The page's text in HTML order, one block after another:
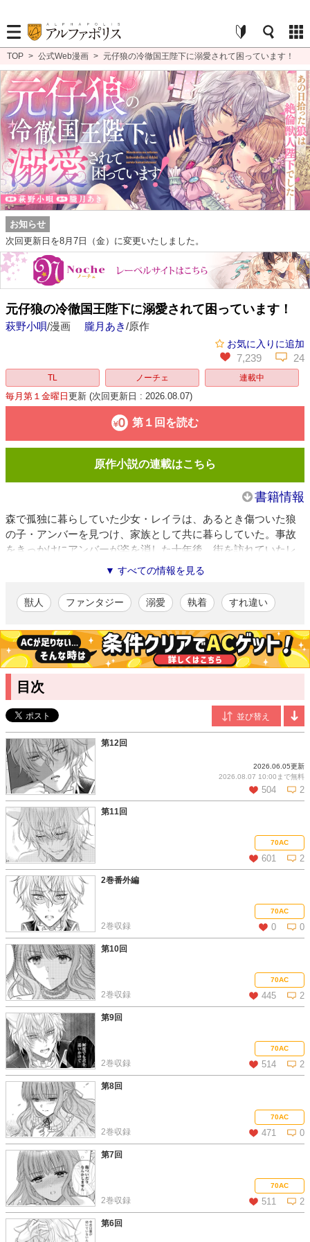
TOP > 公式Web漫画 > 元仔狼の冷徹国王陛下に溺愛されて困っています！
お知らせ
次回更新日を8月7日（金）に変更いたしました。
元仔狼の冷徹国王陛下に溺愛されて困っています！
萩野小唄/漫画 朧月あき/原作
お気に入りに追加
7,239 24
TL ノーチェ 連載中
毎月第１金曜日更新 (次回更新日 : 2026.08.07)
第１回を読む
原作小説の連載はこちら
書籍情報
森で孤独に暮らしていた少女・レイラは、あるとき傷ついた狼
の子・アンバーを見つけ、家族として共に暮らしていた。事故
をきっかけにアンバーが姿を消した十年後、街を訪れていたレ
イラは薬師を探す侍従に連れられ、優秀だが冷酷で恐れられて
いる美貌の国王・イライアスと謁見する。実は彼はかつて自分
が助けた仔狼アンバーだった。彼はレイラの体に残る『番の
証』を認めると独占欲を露わにし、自分の子を孕めるのは番の
ファンタジーラブが待望のコミカライズ！
萩野小唄/漫画
繊細で可憐な絵柄が持ち味で、イラストレーターとしても活躍
中。
朧月あき
/原作
広島県出身。ユニモン名義で第7回魔法のiらんど大賞受賞作『リ
キ―もう一度、君の声を聴かせて―』(KADOKAWA/アスキー・メ
ディアワークス)で作家デビュー。
▼ すべての情報を見る
獣人 ファンタジー 溺愛 執着 すれ違い
目次
第12回
2026.06.05更新
2026.08.07 10:00まで無料
504 2
この話を読む コメントを見る
第11回
70AC
601 2
この話を読む コメントを見る
2巻番外編
70AC
0 0
2巻収録
この話を読む コメントを見る
第10回
70AC
445 2
2巻収録
この話を読む コメントを見る
第9回
70AC
514 2
2巻収録
この話を読む コメントを見る
第8回
70AC
471 0
2巻収録
この話を読む コメントを見る
第7回
70AC
511 2
2巻収録
第6回